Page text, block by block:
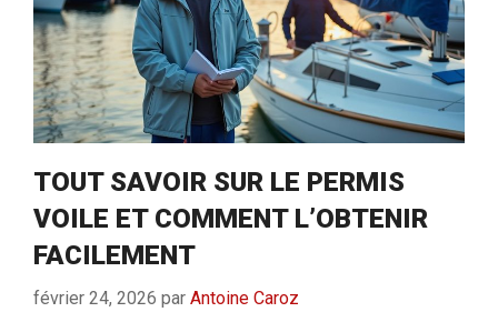
TOUT SAVOIR SUR LE PERMIS
VOILE ET COMMENT L’OBTENIR
FACILEMENT
février 24, 2026 par Antoine Caroz